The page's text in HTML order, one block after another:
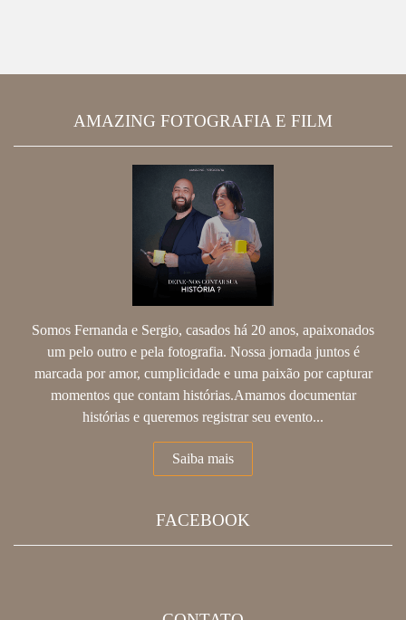
AMAZING FOTOGRAFIA E FILM
Somos Fernanda e Sergio, casados há 20 anos, apaixonados
um pelo outro e pela fotografia. Nossa jornada juntos é
marcada por amor, cumplicidade e uma paixão por capturar
momentos que contam histórias.Amamos documentar
histórias e queremos registrar seu evento...
Saiba mais
FACEBOOK